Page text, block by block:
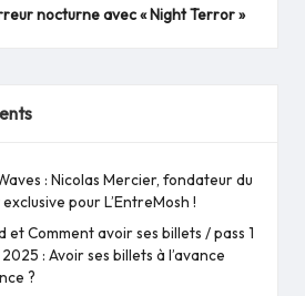
nocturne avec « Night Terror »
: Nicolas Mercier, fondateur du
pour L’EntreMosh !
et Comment avoir ses billets / pass 1
: Avoir ses billets à l’avance
?